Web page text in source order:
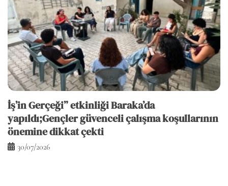
İş’in Gerçeği” etkinliği Baraka’da
yapıldı;Gençler güvenceli çalışma koşullarının
önemine dikkat çekti
30/07/2026